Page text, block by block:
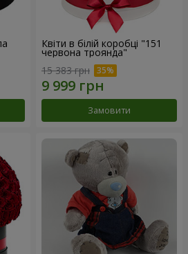
Квіти в білій коробці "151
червона троянда"
15 383 грн
Замовити